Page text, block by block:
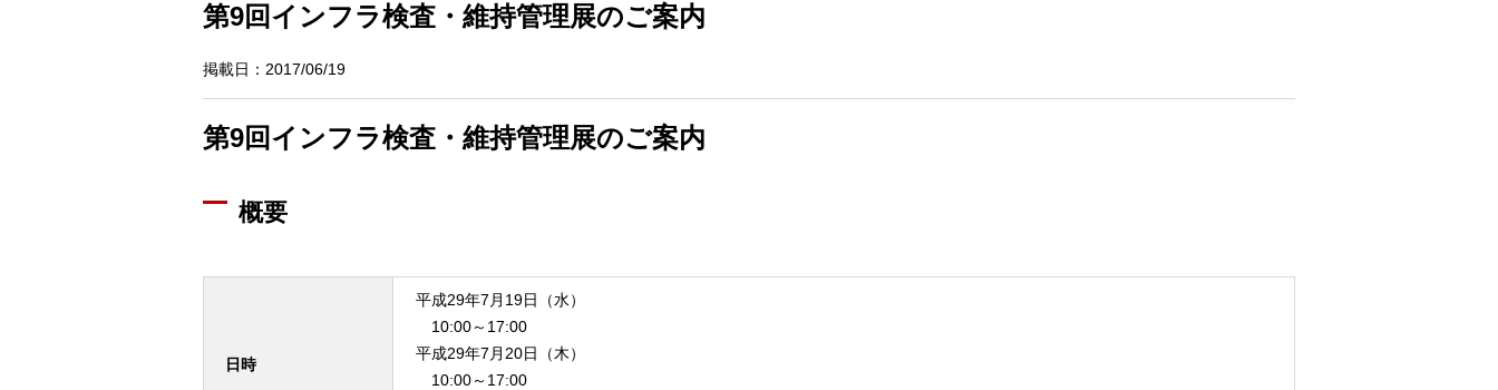
第9回インフラ検査・維持管理展のご案内
掲載日：2017/06/19
第9回インフラ検査・維持管理展のご案内
概要
日時
平成29年7月19日（水）
10:00～17:00
平成29年7月20日（木）
10:00～17:00